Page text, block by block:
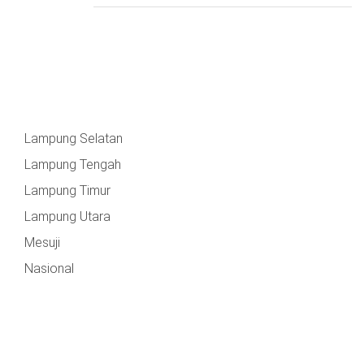
Lampung Selatan
Lampung Tengah
Lampung Timur
Lampung Utara
Mesuji
Nasional